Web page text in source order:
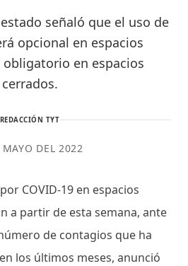
señaló que el uso de
opcional en espacios
en espacios
cerrados.
REDACCIÓN TYT
DEL 2022
COVID-19 en espacios
a partir de esta semana, ante
de contagios que ha
los últimos meses, anunció